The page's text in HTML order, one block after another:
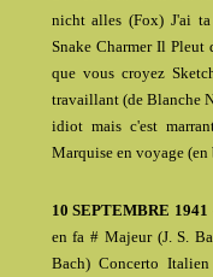
nicht alles (Fox) J'ai
Snake Charmer Il Pleut
que vous croyez
travaillant (de Blanche
idiot mais c'est
Marquise en voyage (en
10 SEPTEMBRE
en fa # Majeur (J. S.
Bach) Concerto